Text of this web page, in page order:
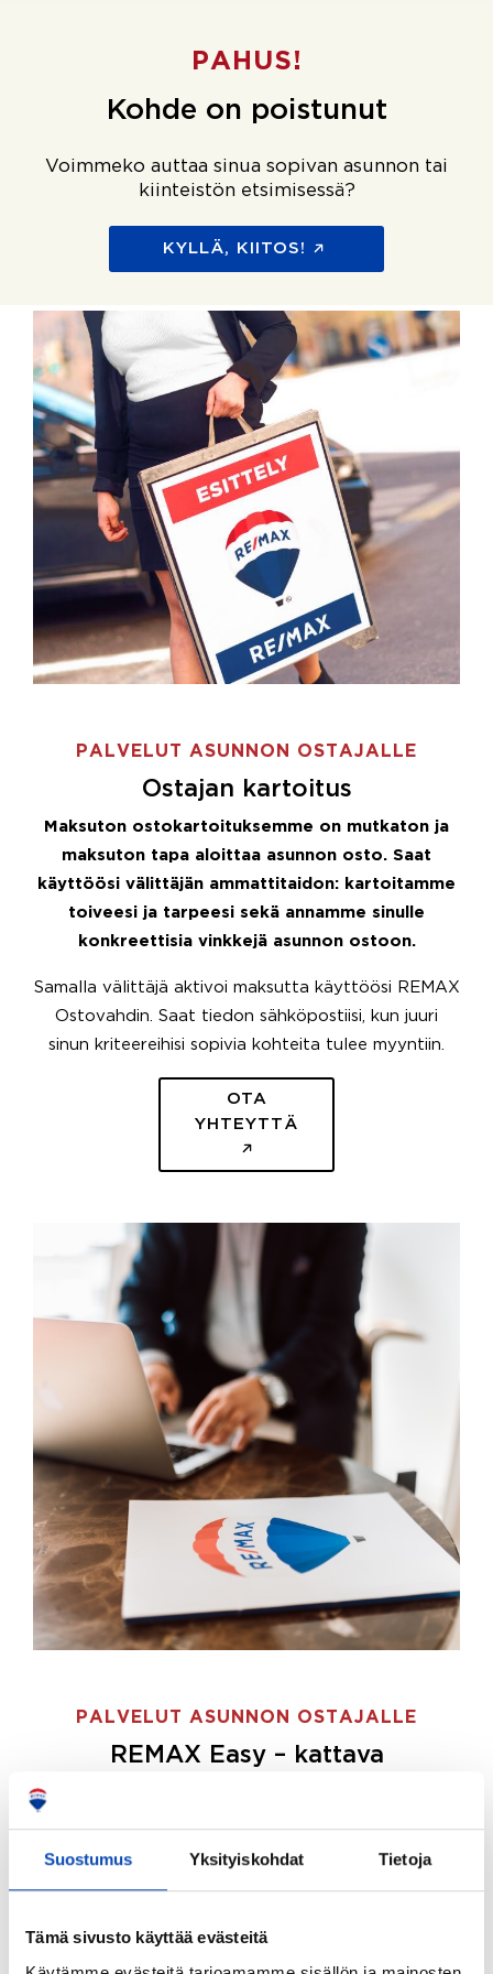
Suostumus Yksityiskohdat Tietoja
Tämä sivusto käyttää evästeitä
PAHUS!
Kohde on poistunut
Voimmeko auttaa sinua sopivan asunnon tai
kiinteistön etsimisessä?
KYLLÄ, KIITOS!
PALVELUT ASUNNON OSTAJALLE
Ostajan kartoitus
Maksuton ostokartoituksemme on mutkaton ja
maksuton tapa aloittaa asunnon osto. Saat
käyttöösi välittäjän ammattitaidon: kartoitamme
toiveesi ja tarpeesi sekä annamme sinulle
konkreettisia vinkkejä asunnon ostoon.
Samalla välittäjä aktivoi maksutta käyttöösi REMAX
Ostovahdin. Saat tiedon sähköpostiisi, kun juuri
sinun kriteereihisi sopivia kohteita tulee myyntiin.
OTA
YHTEYTTÄ
PALVELUT ASUNNON OSTAJALLE
REMAX Easy – kattava
ostajille.
Tee ostotoimeksianto ja etsimme juuri